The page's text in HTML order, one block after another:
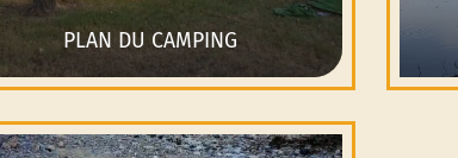
PLAN DU CAMPING